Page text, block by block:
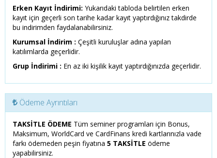
Erken Kayıt İndirimi: Yukarıdaki tabloda belirtilen erken
kayıt için geçerli son tarihe kadar kayıt yaptırdığınız takdirde
bu indirimden faydalanabilirsiniz.
Kurumsal İndirim : Çeşitli kuruluşlar adına yapılan
katılımlarda geçerlidir.
Grup İndirimi : En az iki kişilik kayıt yaptırdığınızda geçerlidir.
Ödeme Ayrıntıları
TAKSİTLE ÖDEME Tüm seminer programları için Bonus,
Maksimum, WorldCard ve CardFinans kredi kartlarınızla vade
farkı ödemeden peşin fiyatına 5 TAKSİTLE ödeme
yapabilirsiniz.